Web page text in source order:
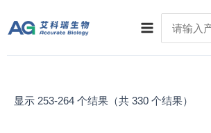
容
Main
Menu
for:
显示 253-264 个结果（共 330 个结果）